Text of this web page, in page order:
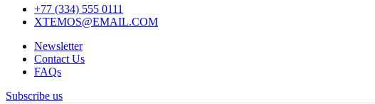
+77 (334) 555 0111
XTEMOS@EMAIL.COM
Newsletter
Contact Us
FAQs
Subscribe us